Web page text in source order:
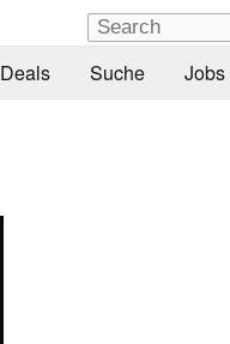
Deals Suche Jobs